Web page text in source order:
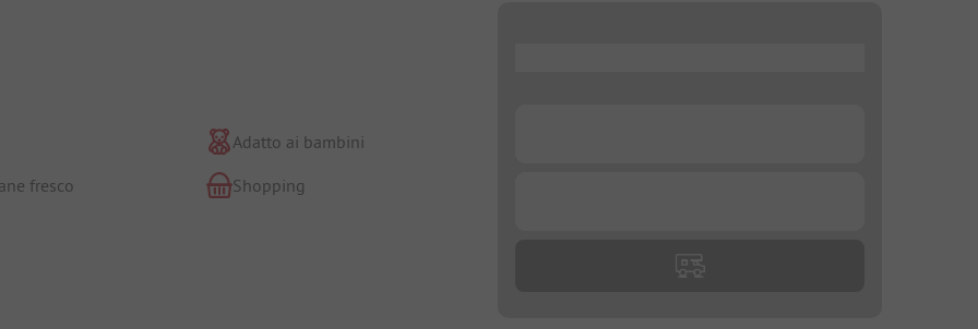
Adatto ai bambini
fresco
Shopping